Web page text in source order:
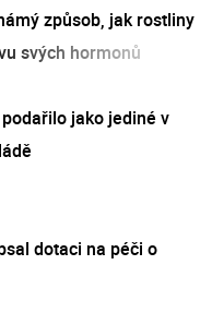
způsob, jak rostliny
svých hormonů
jako jediné v
dotaci na péči o